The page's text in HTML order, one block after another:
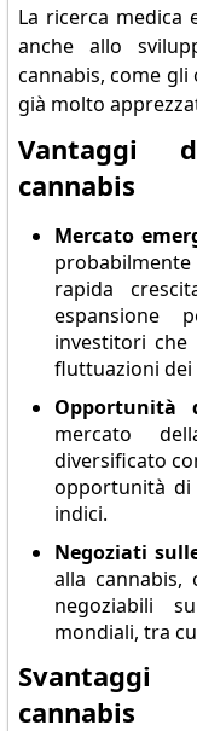
La ricerca medica
anche allo
cannabis, come
già molto
Vantaggi
cannabis
Mercato
rapida
espansione
investitori
fluttuazioni dei
Opportunità
mercato
diversificato
opportunità di
indici.
Negoziati
alla cannabis,
negoziabili
mondiali, tra
cannabis